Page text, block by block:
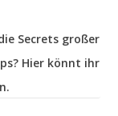
Secrets großer
Hier könnt ihr